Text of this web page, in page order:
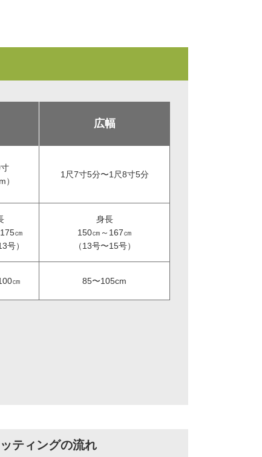
広幅
）
1尺7寸5分〜1尺8寸5分
㎝
号）
身長
150㎝～167㎝
（13号〜15号）
㎝ 85〜105cm
ティングの流れ